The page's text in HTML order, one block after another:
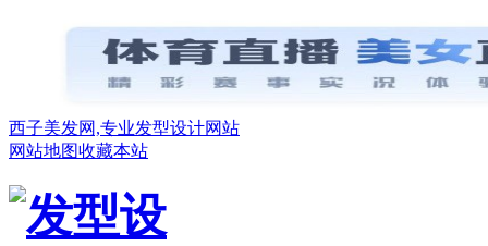
西子美发网,专业发型设计网站
网站地图收藏本站